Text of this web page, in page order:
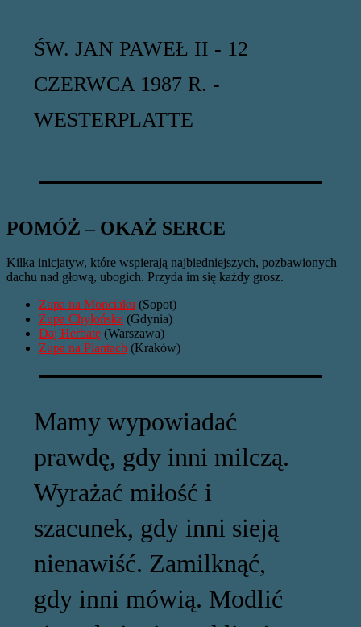
ŚW. JAN PAWEŁ II - 12
CZERWCA 1987 R. -
WESTERPLATTE
POMÓŻ – OKAŻ SERCE
Kilka inicjatyw, które wspierają najbiedniejszych, pozbawionych
dachu nad głową, ubogich. Przyda im się każdy grosz.
Zupa na Monciaku (Sopot)
Zupa Chylońska (Gdynia)
Daj Herbatę (Warszawa)
Zupa na Plantach (Kraków)
Mamy wypowiadać
prawdę, gdy inni milczą.
Wyrażać miłość i
szacunek, gdy inni sieją
nienawiść. Zamilknąć,
gdy inni mówią. Modlić